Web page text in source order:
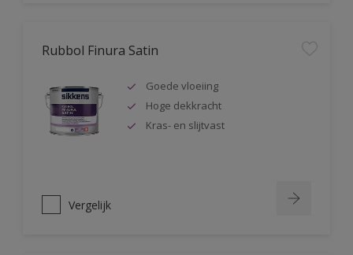
Rubbol Finura Satin
Goede vloeiing
Hoge dekkracht
Kras- en slijtvast
Vergelijk